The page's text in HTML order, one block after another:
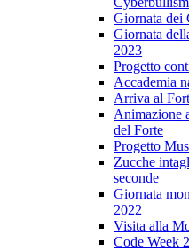
Giornata dei
Giornata
2023
Progetto
Accademia
Arriva al
Animazione
del Forte
Progetto
Zucche
seconde
Giornata
2022
Visita alla
Code Week